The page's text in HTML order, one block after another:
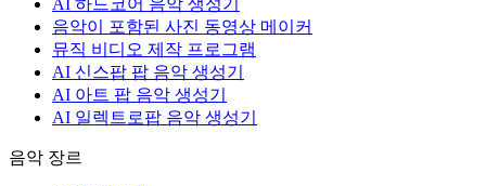
음악이 포함된 사진 동영상 메이커
뮤직 비디오 제작 프로그램
AI 신스팝 팝 음악 생성기
AI 아트 팝 음악 생성기
AI 일렉트로팝 음악 생성기
음악 장르